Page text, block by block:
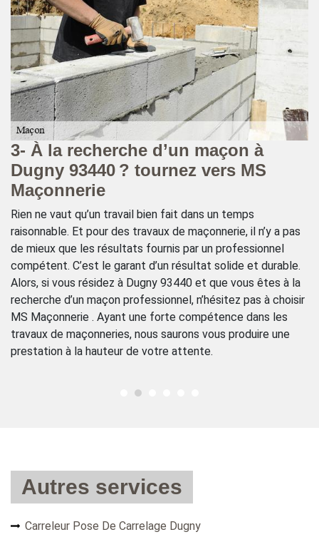
3- À la recherche d’un maçon à
Dugny 93440 ? tournez vers MS
Maçonnerie
Rien ne vaut qu’un travail bien fait dans un temps
raisonnable. Et pour des travaux de maçonnerie, il n’y a pas
de mieux que les résultats fournis par un professionnel
compétent. C’est le garant d’un résultat solide et durable.
Alors, si vous résidez à Dugny 93440 et que vous êtes à la
recherche d’un maçon professionnel, n’hésitez pas à choisir
MS Maçonnerie . Ayant une forte compétence dans les
travaux de maçonneries, nous saurons vous produire une
prestation à la hauteur de votre attente.
Autres services
Carreleur Pose De Carrelage Dugny